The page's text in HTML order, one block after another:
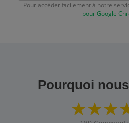
Pour accéder facilement à notre
pour Google
Pourquoi